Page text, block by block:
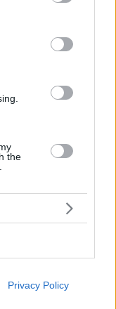
party tags to
in below Google
the
Privacy Policy
του Τζέιμς Βαν